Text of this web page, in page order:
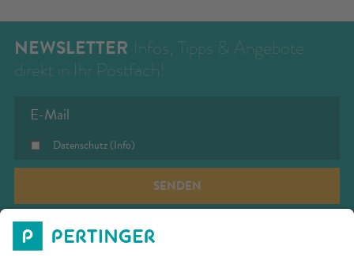
NEWSLETTER Infos, Tipps & Angebote
direkt in Ihr Postfach!
Datenschutz(Info)
SENDEN